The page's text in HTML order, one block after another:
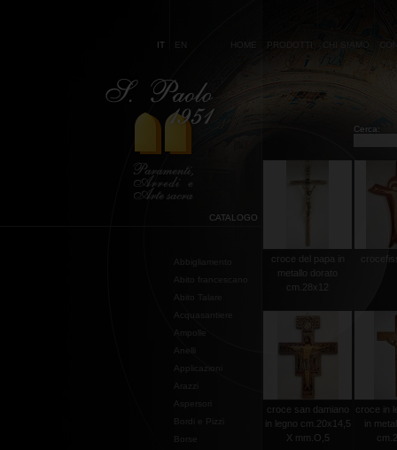
IT EN HOME PRODOTTI CHI SIAMO
Cerca:
CATALOGO
Abbigliamento
Abito francescano
Abito Talare
Acquasantiere
Ampolle
Anelli
Applicazioni
Arazzi
Aspersori
Bordi e Pizzi
Borse
croce del papa in
metallo dorato
cm.28x12
croce san damiano
in legno cm.20x14,5
X mm.O,5
croce in
in